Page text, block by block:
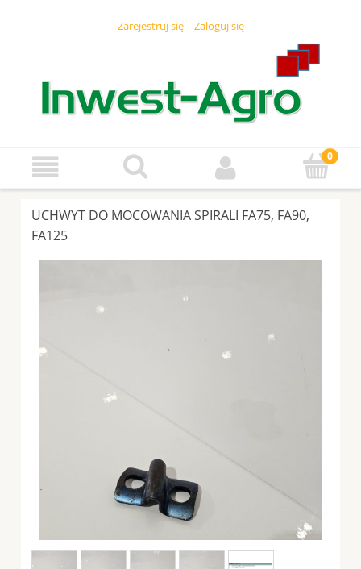
Zarejestruj się Zaloguj się
UCHWYT DO MOCOWANIA SPIRALI FA75, FA90,
FA125